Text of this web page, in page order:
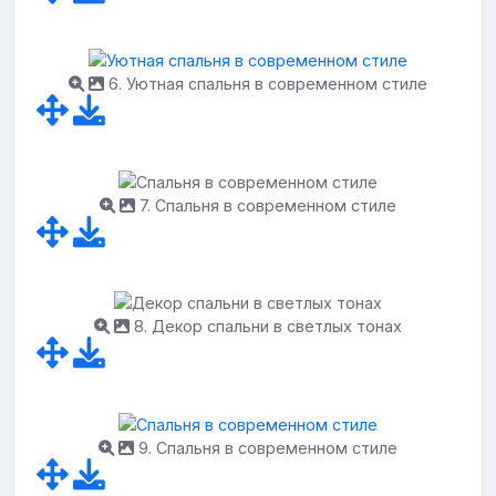
6. Уютная спальня в современном стиле
7. Спальня в современном стиле
8. Декор спальни в светлых тонах
9. Спальня в современном стиле